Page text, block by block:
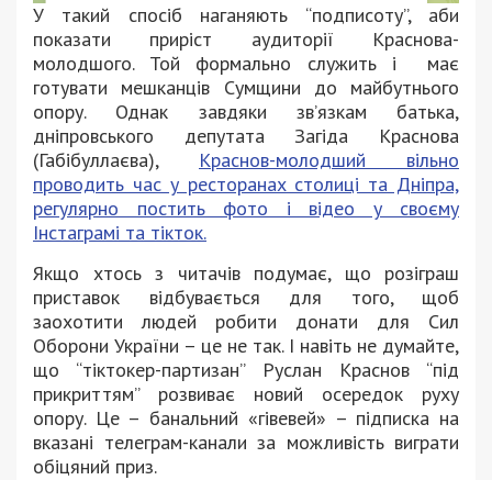
У такий спосіб наганяють “подписоту”, аби
показати приріст аудиторії Краснова-
молодшого. Той формально служить і має
готувати мешканців Сумщини до майбутнього
опору. Однак завдяки зв’язкам батька,
дніпровського депутата Загіда Краснова
(Габібуллаєва), Краснов-молодший вільно
проводить час у ресторанах столиці та Дніпра,
регулярно постить фото і відео у своєму
Інстаграмі та тікток.
Якщо хтось з читачів подумає, що розіграш
приставок відбувається для того, щоб
заохотити людей робити донати для Сил
Оборони України – це не так. І навіть не думайте,
що “тіктокер-партизан” Руслан Краснов “під
прикриттям” розвиває новий осередок руху
опору. Це – банальний «гівевей» – підписка на
вказані телеграм-канали за можливість виграти
обіцяний приз.